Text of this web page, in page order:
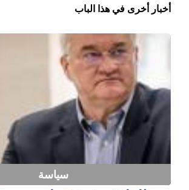
أخبار أخرى في هذا الباب
سياسة